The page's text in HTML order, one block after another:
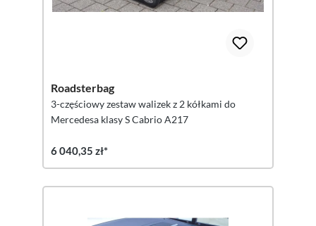
Roadsterbag
3-częściowy zestaw walizek z 2 kółkami do
Mercedesa klasy S Cabrio A217
6 040,35 zł*